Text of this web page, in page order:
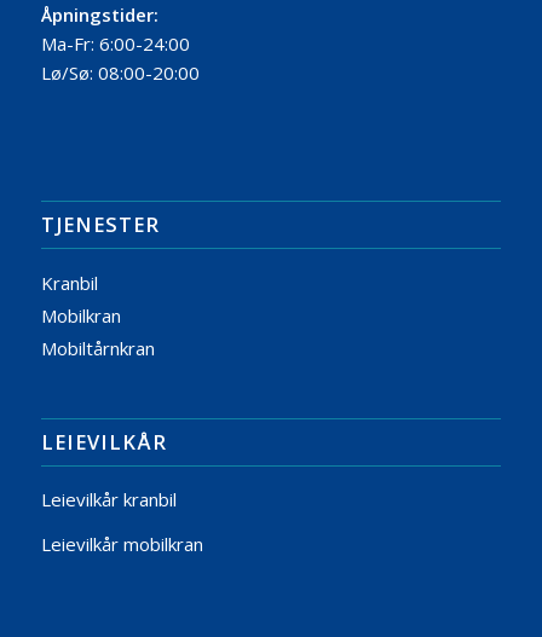
Åpningstider:
Ma-Fr: 6:00-24:00
Lø/Sø: 08:00-20:00
TJENESTER
Kranbil
Mobilkran
Mobiltårnkran
LEIEVILKÅR
Leievilkår kranbil
Leievilkår mobilkran